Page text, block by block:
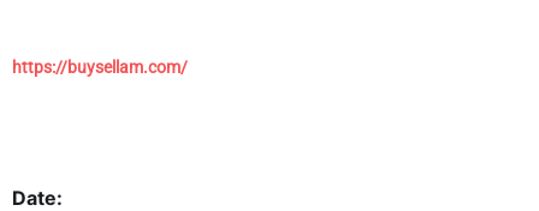
https://buysellam.com/
Date: